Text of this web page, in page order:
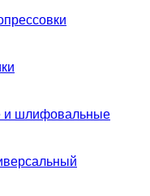
и шлифовальные